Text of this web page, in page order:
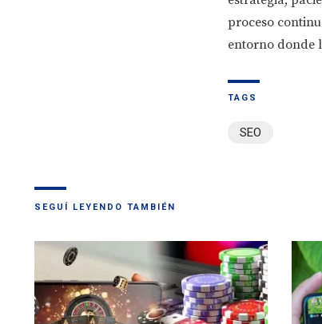
proceso
entorno donde
TAGS
SEO
SEGUÍ LEYENDO TAMBIÉN